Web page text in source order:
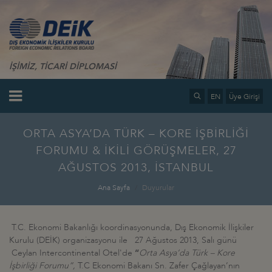
İŞİMİZ, TİCARİ DİPLOMASİ
EN Üye Girişi
ORTA ASYA’DA TÜRK – KORE İŞBİRLİĞİ
FORUMU & İKİLİ GÖRÜŞMELER, 27
AĞUSTOS 2013, İSTANBUL
Ana Sayfa Duyurular
T.C. Ekonomi Bakanlığı koordinasyonunda, Dış Ekonomik İlişkiler
Kurulu (DEİK) organizasyonu ile 27 Ağustos 2013, Salı günü
Ceylan Intercontinental Otel'de “Orta Asya’da Türk – Kore
İşbirliği Forumu”, T.C Ekonomi Bakanı Sn. Zafer Çağlayan’nın